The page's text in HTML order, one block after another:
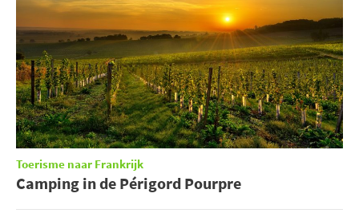
Toerisme naar Frankrijk
Camping in de Périgord Pourpre